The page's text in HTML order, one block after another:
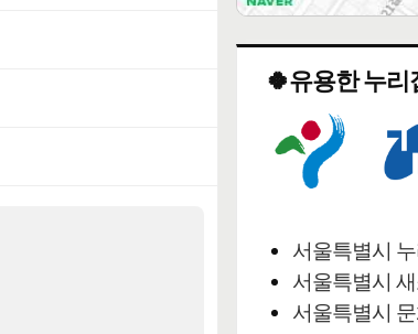
🍀유용한 누리
서울특별시
서울특별시
서울특별시 문